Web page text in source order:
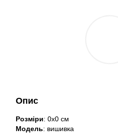
Опис
Розміри: 0х0 см
Модель: вишивка